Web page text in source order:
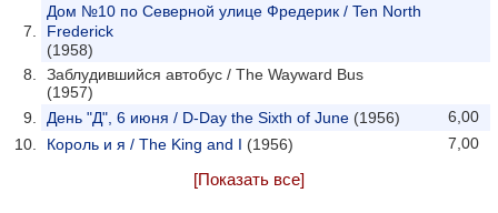
Дом №10 по Северной улице Фредерик / Ten North
Frederick
(1958)
Заблудившийся автобус / The Wayward Bus
(1957)
6,00
День "Д", 6 июня / D-Day the Sixth of June (1956)
7,00
Король и я / The King and I (1956)
[Показать все]